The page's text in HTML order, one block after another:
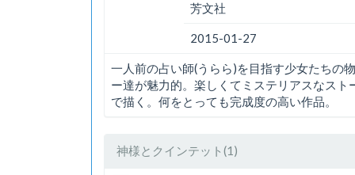
芳文社
2015-01-27
一人前の占い師(うらら)を目指す少女たちの
ー達が魅力的。楽しくてミステリアスなス
で描く。何をとっても完成度の高い作品。
神様とクインテット(1)